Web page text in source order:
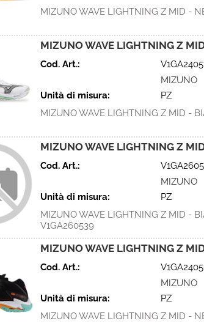
MIZUNO WAVE LIGHTNING Z MID -
MIZUNO WAVE LIGHTNING Z
Cod. Art.:
MIZUNO
Unità di misura:
PZ
MIZUNO WAVE LIGHTNING Z MID -
MIZUNO WAVE LIGHTNING Z
Cod. Art.:
MIZUNO
Unità di misura:
PZ
MIZUNO WAVE LIGHTNING Z MID -
V1GA260539
MIZUNO WAVE LIGHTNING Z
Cod. Art.:
MIZUNO
Unità di misura:
PZ
MIZUNO WAVE LIGHTNING Z MID -